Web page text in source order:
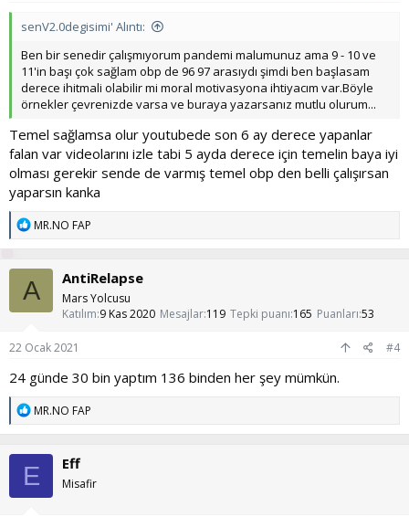
senV2.0degisimi' Alıntı:
Ben bir senedir çalışmıyorum pandemi malumunuz ama 9 - 10 ve
11'in başı çok sağlam obp de 96 97 arasıydı şimdi ben başlasam
derece ihitmali olabilir mi moral motivasyona ihtiyacım var.Böyle
örnekler çevrenizde varsa ve buraya yazarsanız mutlu olurum...
Temel sağlamsa olur youtubede son 6 ay derece yapanlar
falan var videolarını izle tabi 5 ayda derece için temelin baya iyi
olması gerekir sende de varmış temel obp den belli çalışırsan
yaparsın kanka
T
p
k
i
l
e
MR.NO FAP
A AntiRelapse
Mars Yolcusu
Katılım 9 Kas 2020 Mesajlar 119 Tepki puanı 165 Puanları 53
22 Ocak 2021 #4
24 günde 30 bin yaptım 136 binden her şey mümkün.
T
p
k
i
l
e
MR.NO FAP
E Eff
Misafir